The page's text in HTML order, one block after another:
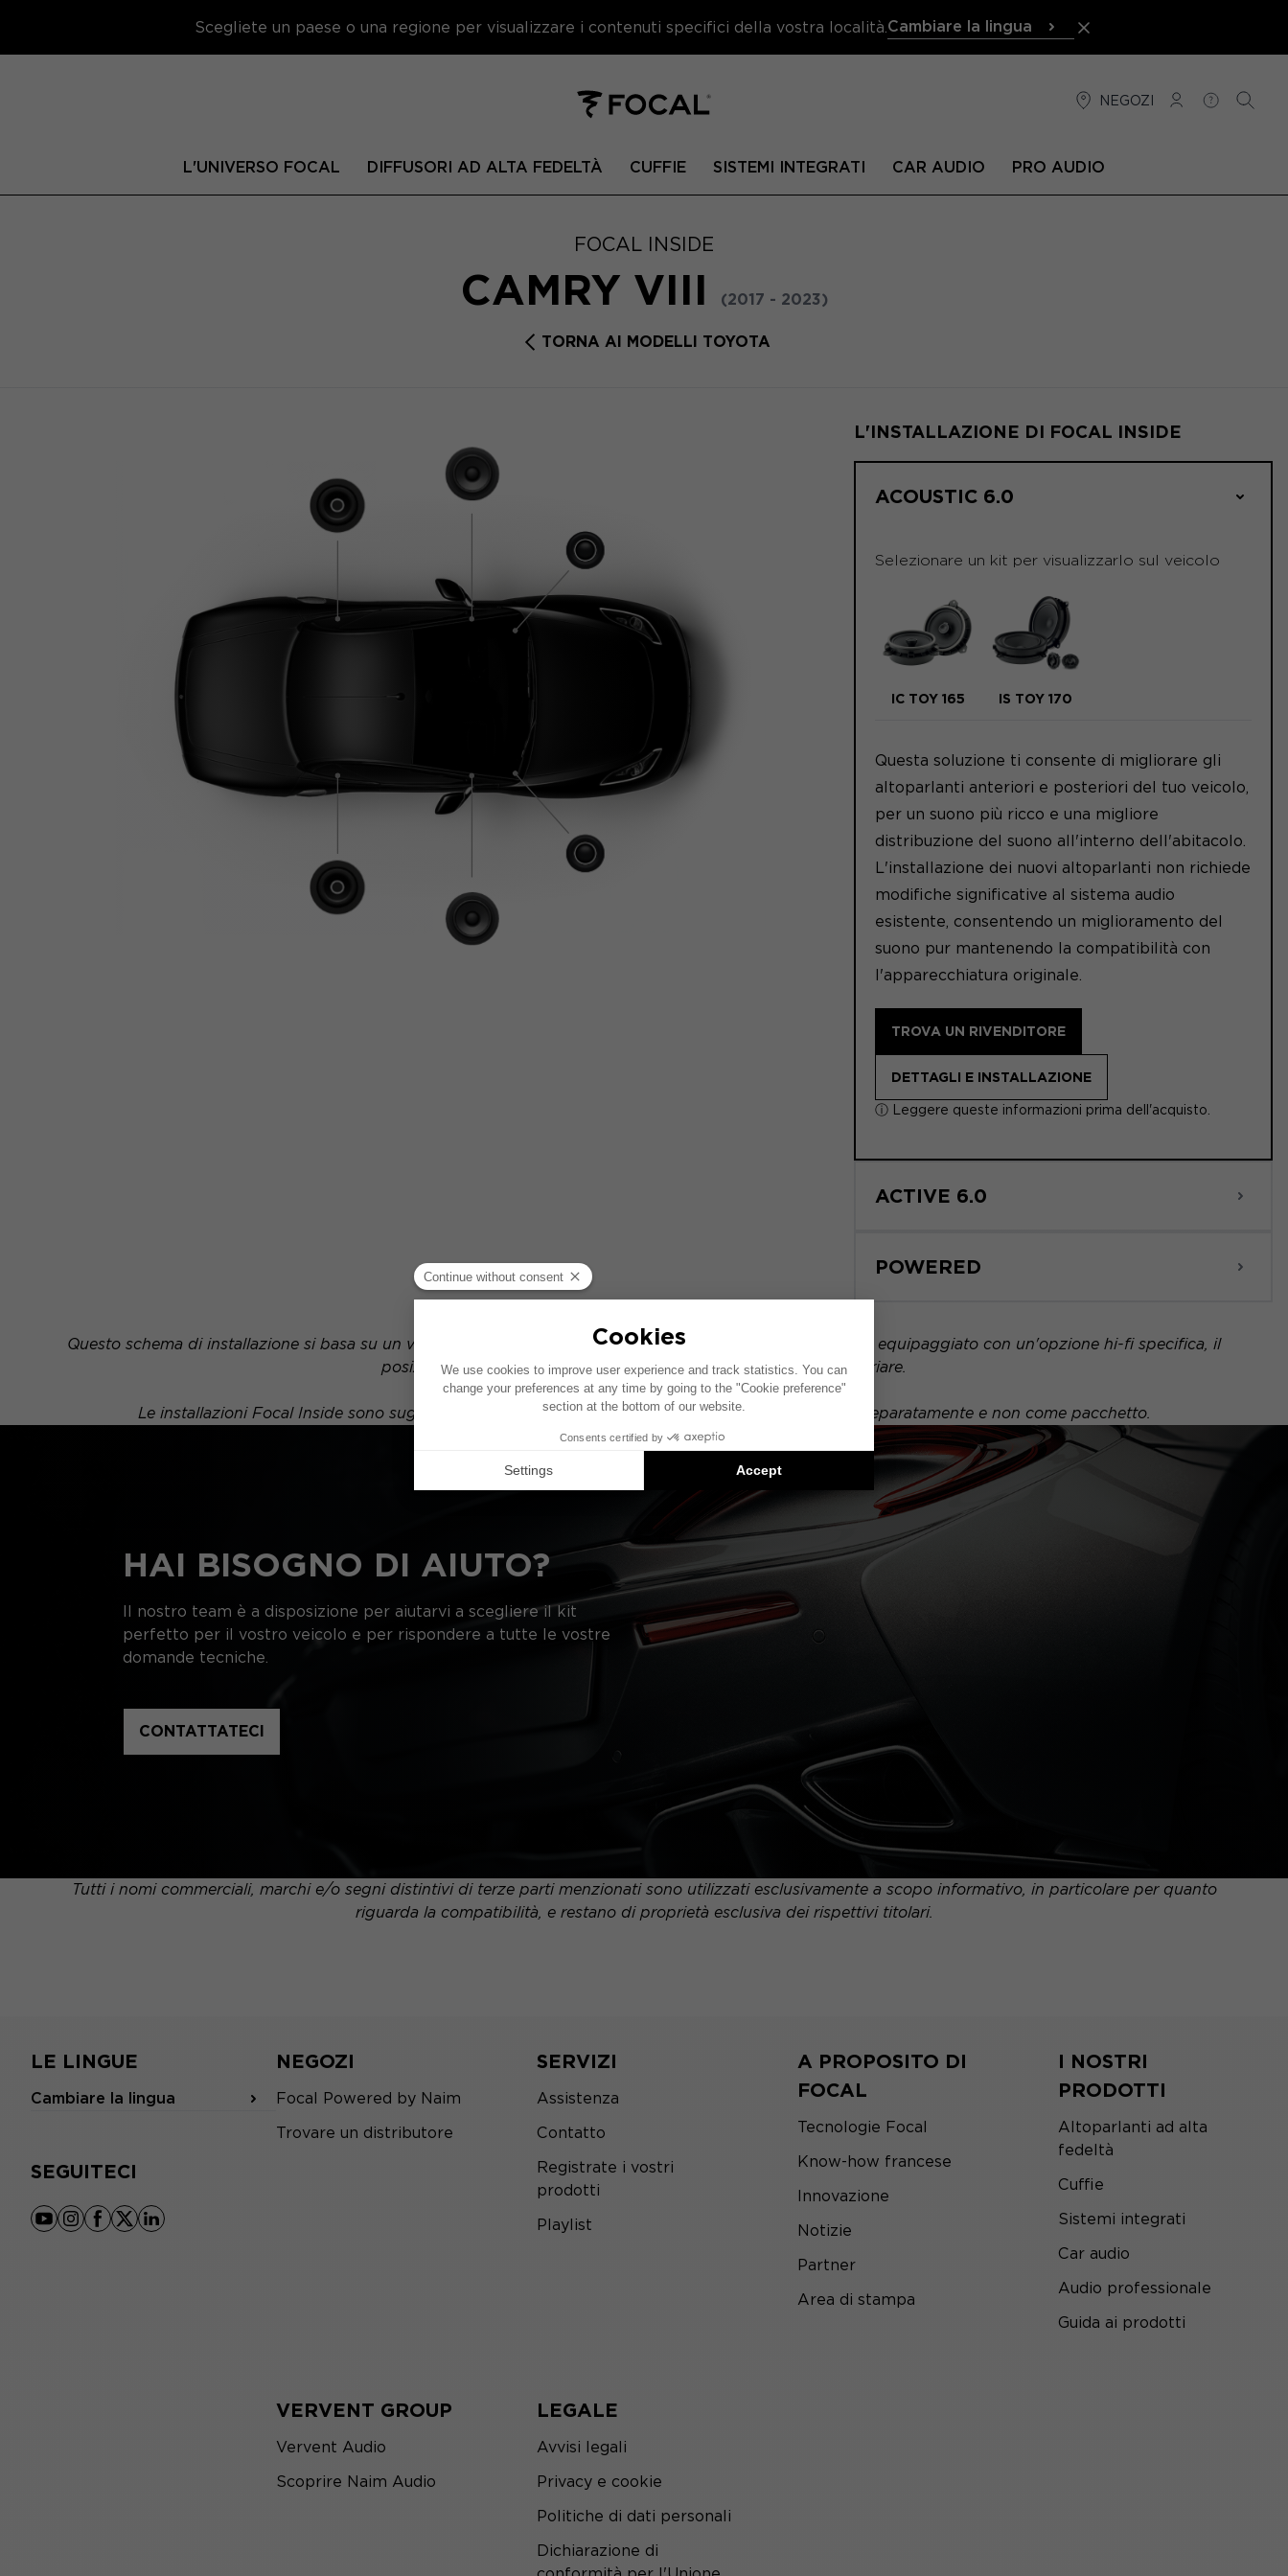
Scegliete un paese o una regione per visualizzare i contenuti specifici della vostra località. Cambiare la lingua
NEGOZI
CONNESSIONE
AIUTO
L'UNIVERSO FOCAL DIFFUSORI AD ALTA FEDELTÀ CUFFIE SISTEMI INTEGRATI CAR AUDIO PRO AUDIO
FOCAL INSIDE
CAMRY VIII (2017 - 2023)
TORNA AI MODELLI TOYOTA
L'INSTALLAZIONE DI FOCAL INSIDE
ACOUSTIC 6.0
Selezionare un kit per visualizzarlo sul veicolo
IC TOY 165 IS TOY 170
Questa soluzione ti consente di migliorare gli
altoparlanti anteriori e posteriori del tuo veicolo,
per un suono più ricco e una migliore
distribuzione del suono all'interno dell'abitacolo.
L'installazione dei nuovi altoparlanti non richiede
modifiche significative al sistema audio
esistente, consentendo un miglioramento del
suono pur mantenendo la compatibilità con
l'apparecchiatura originale.
TROVA UN RIVENDITORE
DETTAGLI E INSTALLAZIONE
ⓘ Leggere queste informazioni prima dell'acquisto.
ACTIVE 6.0
POWERED
Questo schema di installazione si basa su un veicolo dotato di un impianto audio di serie. Se il tuo veicolo è equipaggiato con un'opzione hi-fi specifica, il
posizionamento degli elementi indicati nello schema potrebbe variare.
Le installazioni Focal Inside sono suggerimenti di prodotti compatibili: ogni elemento è venduto separatamente e non come pacchetto.
HAI BISOGNO DI AIUTO?
Il nostro team è a disposizione per aiutarvi a scegliere il kit
perfetto per il vostro veicolo e per rispondere a tutte le vostre
domande tecniche.
CONTATTATECI
Tutti i nomi commerciali, marchi e/o segni distintivi di terze parti menzionati sono utilizzati esclusivamente a scopo informativo, in particolare per quanto
riguarda la compatibilità, e restano di proprietà esclusiva dei rispettivi titolari.
LE LINGUE
Cambiare la lingua
SEGUITECI
youtube
instagram
facebook
x linkedin
NEGOZI
Focal Powered by Naim
Trovare un distributore
SERVIZI
Assistenza
Contatto
Registrate i vostri
prodotti
Playlist
A PROPOSITO DI
FOCAL
Tecnologie Focal
Know-how francese
Innovazione
Notizie
Partner
Area di stampa
I NOSTRI
PRODOTTI
Altoparlanti ad alta
fedeltà
Cuffie
Sistemi integrati
Car audio
Audio professionale
Guida ai prodotti
VERVENT GROUP
Vervent Audio
Scoprire Naim Audio
LEGALE
Avvisi legali
Privacy e cookie
Politiche di dati personali
Dichiarazione di